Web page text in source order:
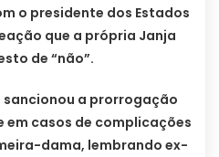
o presidente dos Estados
que a própria Janja
de “não”.
sancionou a prorrogação
casos de complicações
dama, lembrando ex-